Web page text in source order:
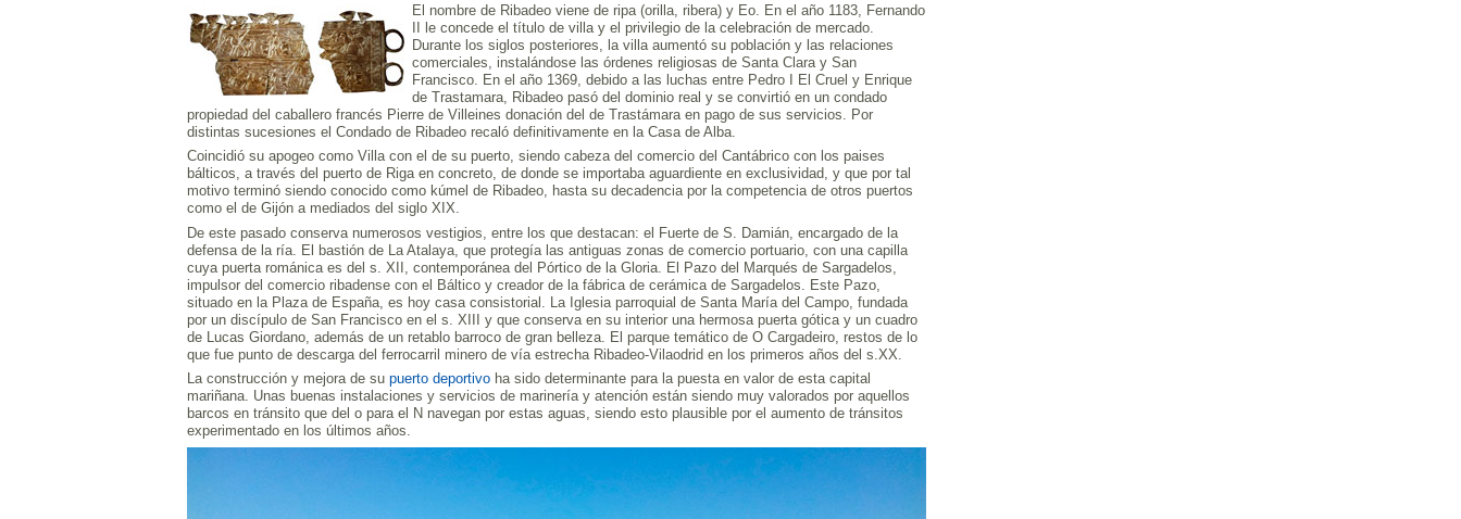
El nombre de Ribadeo viene de ripa (orilla, ribera) y Eo. En el año 1183, Fernando
II le concede el título de villa y el privilegio de la celebración de mercado.
Durante los siglos posteriores, la villa aumentó su población y las relaciones
comerciales, instalándose las órdenes religiosas de Santa Clara y San
Francisco. En el año 1369, debido a las luchas entre Pedro I El Cruel y Enrique
de Trastamara, Ribadeo pasó del dominio real y se convirtió en un condado
propiedad del caballero francés Pierre de Villeines donación del de Trastámara en pago de sus servicios. Por
distintas sucesiones el Condado de Ribadeo recaló definitivamente en la Casa de Alba.
Coincidió su apogeo como Villa con el de su puerto, siendo cabeza del comercio del Cantábrico con los paises
bálticos, a través del puerto de Riga en concreto, de donde se importaba aguardiente en exclusividad, y que por tal
motivo terminó siendo conocido como kúmel de Ribadeo, hasta su decadencia por la competencia de otros puertos
como el de Gijón a mediados del siglo XIX.
De este pasado conserva numerosos vestigios, entre los que destacan: el Fuerte de S. Damián, encargado de la
defensa de la ría. El bastión de La Atalaya, que protegía las antiguas zonas de comercio portuario, con una capilla
cuya puerta románica es del s. XII, contemporánea del Pórtico de la Gloria. El Pazo del Marqués de Sargadelos,
impulsor del comercio ribadense con el Báltico y creador de la fábrica de cerámica de Sargadelos. Este Pazo,
situado en la Plaza de España, es hoy casa consistorial. La Iglesia parroquial de Santa María del Campo, fundada
por un discípulo de San Francisco en el s. XIII y que conserva en su interior una hermosa puerta gótica y un cuadro
de Lucas Giordano, además de un retablo barroco de gran belleza. El parque temático de O Cargadeiro, restos de lo
que fue punto de descarga del ferrocarril minero de vía estrecha Ribadeo-Vilaodrid en los primeros años del s.XX.
La construcción y mejora de su puerto deportivo ha sido determinante para la puesta en valor de esta capital
mariñana. Unas buenas instalaciones y servicios de marinería y atención están siendo muy valorados por aquellos
barcos en tránsito que del o para el N navegan por estas aguas, siendo esto plausible por el aumento de tránsitos
experimentado en los últimos años.